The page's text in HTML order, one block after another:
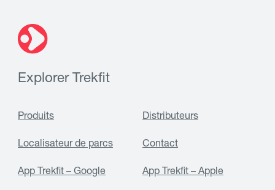
Explorer Trekfit
Produits Distributeurs
Localisateur de parcs Contact
App Trekfit – Google App Trekfit – Apple